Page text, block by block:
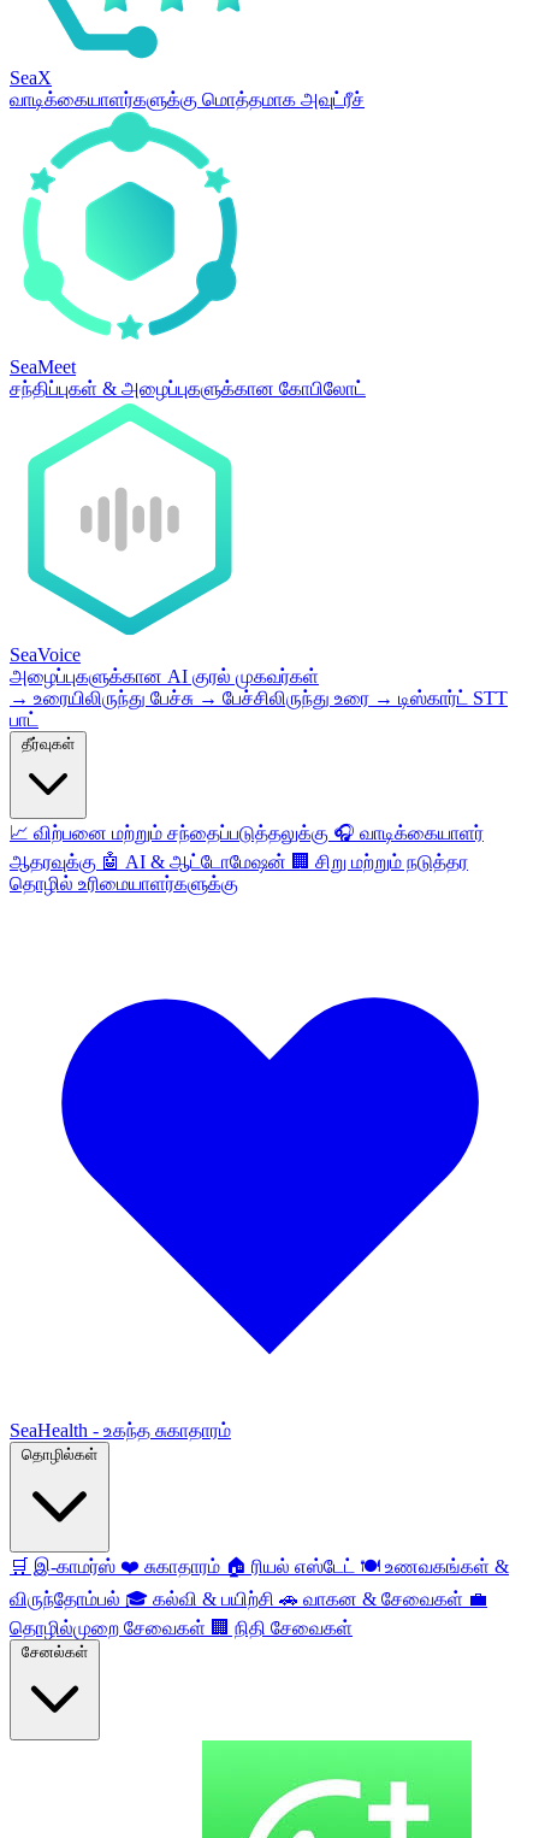
SeaX
வாடிக்கையாளர்களுக்கு மொத்தமாக அவுட்ரீச்
SeaMeet
சந்திப்புகள் & அழைப்புகளுக்கான கோபிலோட்
SeaVoice
அழைப்புகளுக்கான AI குரல் முகவர்கள்
→ உரையிலிருந்து பேச்சு → பேச்சிலிருந்து உரை → டிஸ்கார்ட் STT
பாட்
📈 விற்பனை மற்றும் சந்தைப்படுத்தலுக்கு 🎧 வாடிக்கையாளர்
ஆதரவுக்கு 🤖 AI & ஆட்டோமேஷன் 🏢 சிறு மற்றும் நடுத்தர
தொழில் உரிமையாளர்களுக்கு
SeaHealth - உகந்த சுகாதாரம்
🛒 இ-காமர்ஸ் ❤️ சுகாதாரம் 🏠 ரியல் எஸ்டேட் 🍽️ உணவகங்கள் &
விருந்தோம்பல் 🎓 கல்வி & பயிற்சி 🚗 வாகன & சேவைகள் 💼
தொழில்முறை சேவைகள் 🏢 நிதி சேவைகள்